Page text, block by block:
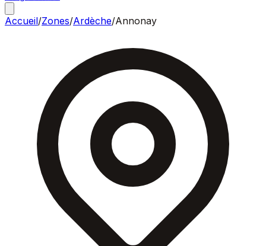
Accueil/Zones/Ardèche/Annonay